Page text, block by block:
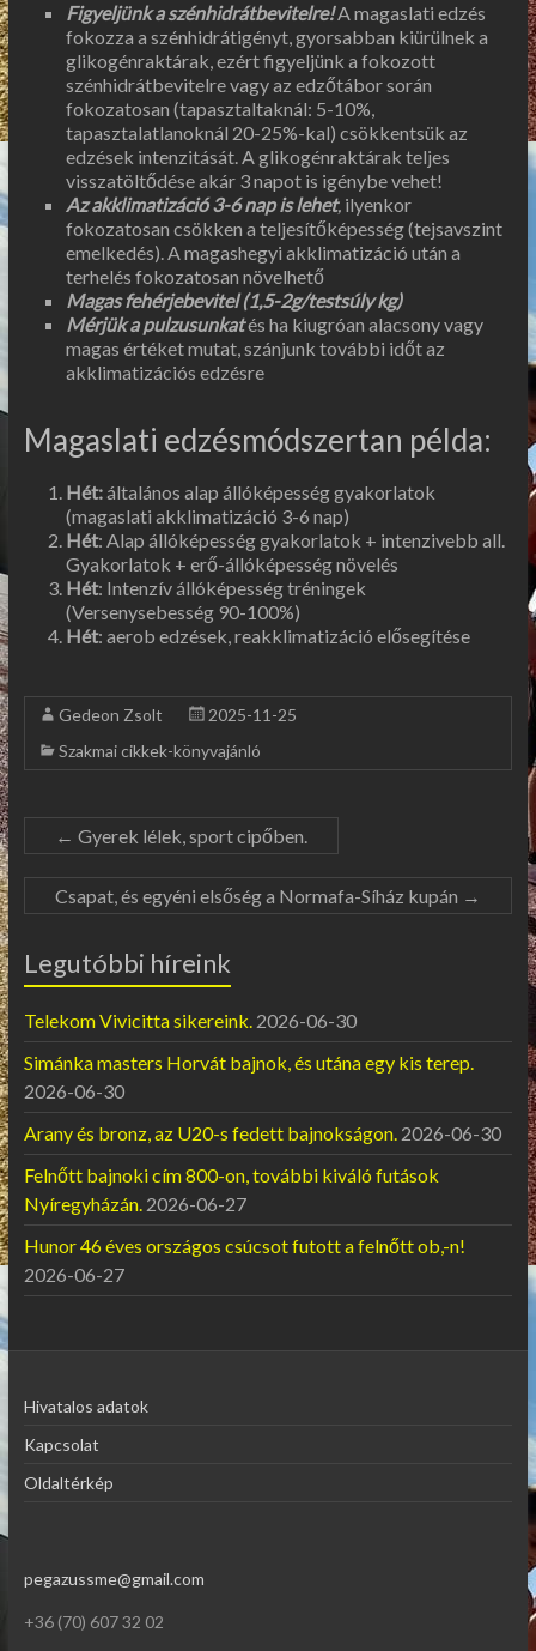
Figyeljünk a szénhidrátbevitelre!A magaslati edzés
fokozza a szénhidrátigényt, gyorsabban kiürülnek a
glikogénraktárak, ezért figyeljünk a fokozott
szénhidrátbevitelre vagy az edzőtábor során
fokozatosan (tapasztaltaknál: 5-10%,
tapasztalatlanoknál 20-25%-kal) csökkentsük az
edzések intenzitását. A glikogénraktárak teljes
visszatöltődése akár 3 napot is igénybe vehet!
Az akklimatizáció 3-6 nap is lehet, ilyenkor
fokozatosan csökken a teljesítőképesség (tejsavszint
emelkedés). A magashegyi akklimatizáció után a
terhelés fokozatosan növelhető
Magas fehérjebevitel (1,5-2g/testsúly kg)
Mérjük a pulzusunkatés ha kiugróan alacsony vagy
magas értéket mutat, szánjunk további időt az
akklimatizációs edzésre
Magaslati edzésmódszertan példa:
Hét:általános alap állóképesség gyakorlatok
(magaslati akklimatizáció 3-6 nap)
Hét: Alap állóképesség gyakorlatok + intenzivebb all.
Gyakorlatok + erő-állóképesség növelés
Hét: Intenzív állóképesség tréningek
(Versenysebesség 90-100%)
Hét: aerob edzések, reakklimatizáció elősegítése
Gedeon Zsolt
2025-11-25
Szakmai cikkek-könyvajánló
← Gyerek lélek, sport cipőben.
Csapat, és egyéni elsőség a Normafa-Síház kupán →
Legutóbbi híreink
Telekom Vivicitta sikereink. 2026-06-30
Simánka masters Horvát bajnok, és utána egy kis terep.
2026-06-30
Arany és bronz, az U20-s fedett bajnokságon. 2026-06-30
Felnőtt bajnoki cím 800-on, további kiváló futások
Nyíregyházán. 2026-06-27
Hunor 46 éves országos csúcsot futott a felnőtt ob,-n!
2026-06-27
Hivatalos adatok
Kapcsolat
Oldaltérkép
pegazussme@gmail.com
+36 (70) 607 32 02